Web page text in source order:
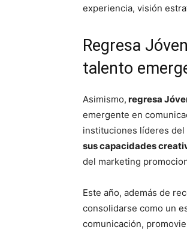
experiencia, visión
Regresa
talento
Asimismo, regresa
emergente en
instituciones líderes del
sus capacidades
del marketing
Este año, además de
consolidarse como un
comunicación,